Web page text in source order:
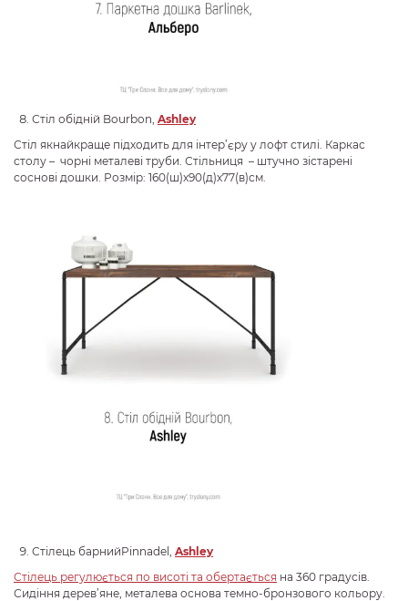
Стіл обідній Bourbon, Ashley
Стіл якнайкраще підходить для інтер’єру у лофт стилі. Каркас
столу – чорні металеві труби. Стільниця – штучно зістарені
соснові дошки. Розмір: 160(ш)x90(д)x77(в)см.
Стілець барнийPinnadel, Ashley
Стілець регулюється по висоті та обертається на 360 градусів.
Сидіння дерев’яне, металева основа темно-бронзового кольору.